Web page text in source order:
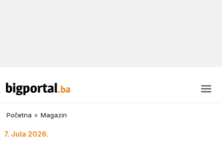
Početna » Magazin
7. Jula 2026.